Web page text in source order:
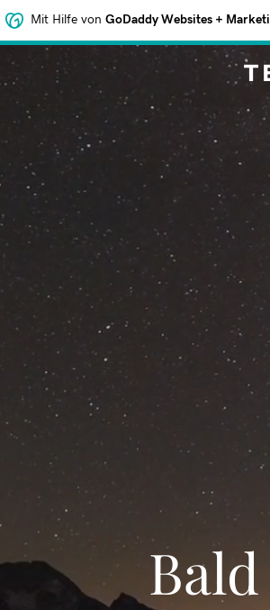
Mit Hilfe von GoDaddy Websites +